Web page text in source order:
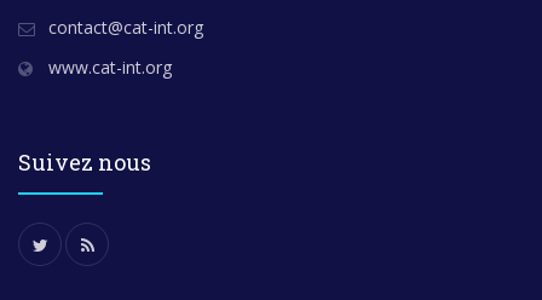
contact@cat-int.org
www.cat-int.org
Suivez nous